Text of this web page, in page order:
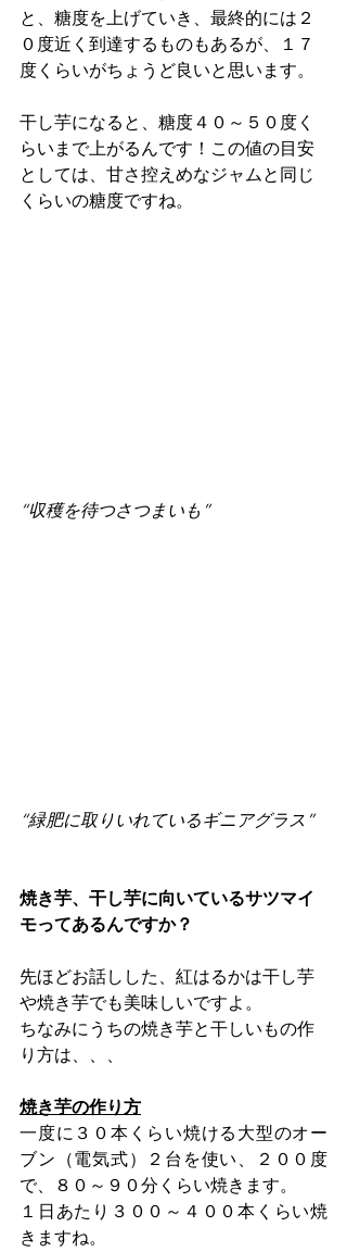
と、糖度を上げていき、最終的には２
０度近く到達するものもあるが、１７
度くらいがちょうど良いと思います。
干し芋になると、糖度４０～５０度く
らいまで上がるんです！この値の目安
としては、甘さ控えめなジャムと同じ
くらいの糖度ですね。
“収穫を待つさつまいも”
“緑肥に取りいれているギニアグラス”
焼き芋、干し芋に向いているサツマイ
モってあるんですか？
先ほどお話しした、紅はるかは干し芋
や焼き芋でも美味しいですよ。
ちなみにうちの焼き芋と干しいもの作
り方は、、、
焼き芋の作り方
一度に３０本くらい焼ける大型のオー
ブン（電気式）２台を使い、２００度
で、８０～９０分くらい焼きます。
１日あたり３００～４００本くらい焼
きますね。